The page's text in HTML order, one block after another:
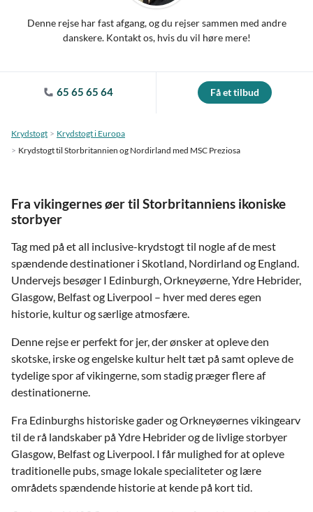
Denne rejse har fast afgang, og du rejser sammen med andre
danskere. Kontakt os, hvis du vil høre mere!
65 65 65 64 Få et tilbud
Krydstogt
Krydstogt i Europa
Krydstogt til Storbritannien og Nordirland med MSC Preziosa
Fra vikingernes øer til Storbritanniens ikoniske
storbyer
Tag med på et all inclusive-krydstogt til nogle af de mest
spændende destinationer i Skotland, Nordirland og England.
Undervejs besøger I Edinburgh, Orkneyøerne, Ydre Hebrider,
Glasgow, Belfast og Liverpool – hver med deres egen
historie, kultur og særlige atmosfære.
Denne rejse er perfekt for jer, der ønsker at opleve den
skotske, irske og engelske kultur helt tæt på samt opleve de
tydelige spor af vikingerne, som stadig præger flere af
destinationerne.
Fra Edinburghs historiske gader og Orkneyøernes vikingearv
til de rå landskaber på Ydre Hebrider og de livlige storbyer
Glasgow, Belfast og Liverpool. I får mulighed for at opleve
traditionelle pubs, smage lokale specialiteter og lære
områdets spændende historie at kende på kort tid.